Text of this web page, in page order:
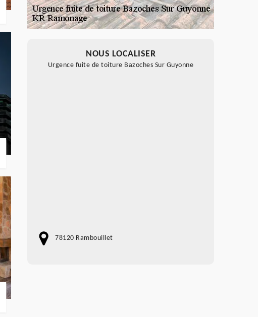
NOUS LOCALISER
Urgence fuite de toiture Bazoches Sur Guyonne
78120 Rambouillet